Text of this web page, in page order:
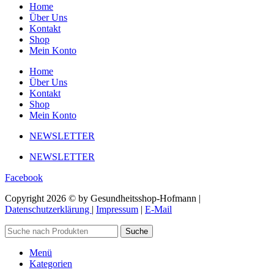
Home
Über Uns
Kontakt
Shop
Mein Konto
Home
Über Uns
Kontakt
Shop
Mein Konto
NEWSLETTER
NEWSLETTER
Facebook
Copyright 2026 © by Gesundheitsshop-Hofmann |
Datenschutzerklärung | Impressum | E-Mail
Suche
Menü
Kategorien